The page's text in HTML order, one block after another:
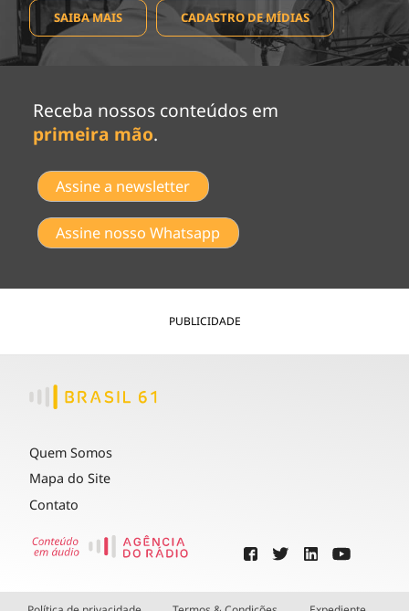
SAIBA MAIS CADASTRO DE MÍDIAS
Receba nossos conteúdos em
primeira mão.
Assine a newsletter
Assine nosso Whatsapp
PUBLICIDADE
Quem Somos
Mapa do Site
Contato